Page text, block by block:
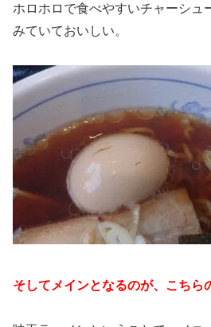
ホロホロで食べやすいチャーシュ
みていておいしい。
そしてメインとなるのが、こちら